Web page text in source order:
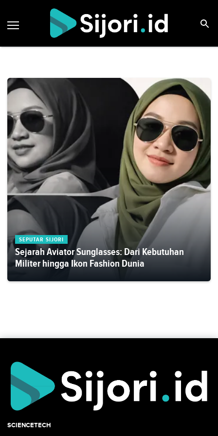
SEPUTAR SIJORI
Sejarah Aviator Sunglasses: Dari Kebutuhan
Militer hingga Ikon Fashion Dunia
SCIENCETECH